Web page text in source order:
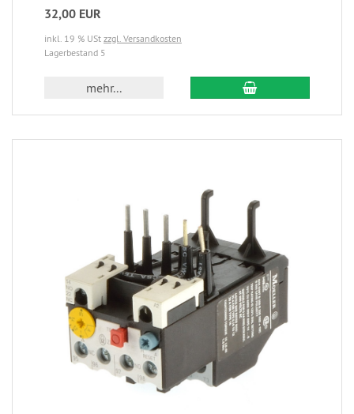
32,00 EUR
inkl. 19 % USt zzgl. Versandkosten
Lagerbestand 5
mehr...